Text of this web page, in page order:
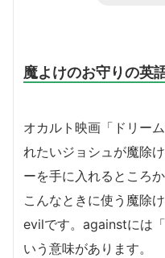
魔よけのお守りの英
オカルト映画「ドリー
れたいジョシュが魔除
ーを手に入れるところか
こんなときに使う魔除
evilです。againstには
いう意味があります。